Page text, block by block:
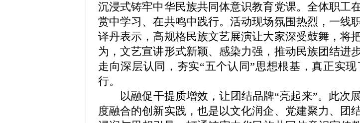
沉浸式铸牢中华民族共同体意识教育党课。全体职工
赏中学习、在共鸣中践行。活动现场氛围热烈，一线
译丹表示，高规格民族文艺展演让大家深受鼓舞，将
为，文艺宣讲形式新颖、感染力强，推动民族团结进
走向深层认同，夯实“五个认同”思想根基，真正实
行。
以融促干提质增效，让团结品牌“亮起来”。此次
度融合的创新实践，也是以文化润企、党建聚力、团